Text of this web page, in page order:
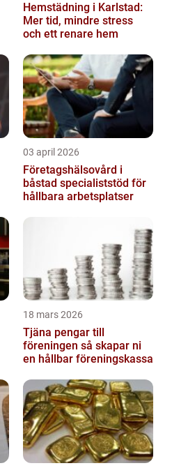
Hemstädning i Karlstad:
Mer tid, mindre stress
och ett renare hem
03 april 2026
Företagshälsovård i
båstad specialiststöd för
hållbara arbetsplatser
18 mars 2026
Tjäna pengar till
föreningen så skapar ni
en hållbar föreningskassa